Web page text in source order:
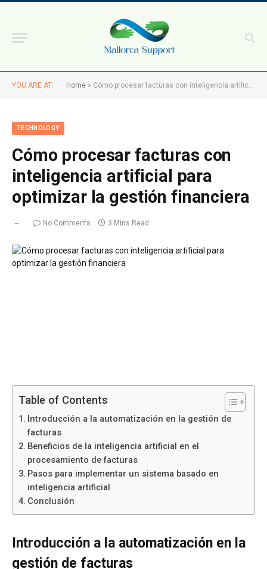
YOU ARE AT: Home » Cómo procesar facturas con inteligencia artificial para optimizar la gestión financiera
TECHNOLOGY
Cómo procesar facturas con
inteligencia artificial para
optimizar la gestión financiera
No Comments 3 Mins Read
Table of Contents
Introducción a la automatización en la gestión de
facturas
Beneficios de la inteligencia artificial en el
procesamiento de facturas
Pasos para implementar un sistema basado en
inteligencia artificial
Conclusión
Introducción a la automatización en la
gestión de facturas